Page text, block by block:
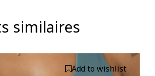
similaires
Add to wishlist